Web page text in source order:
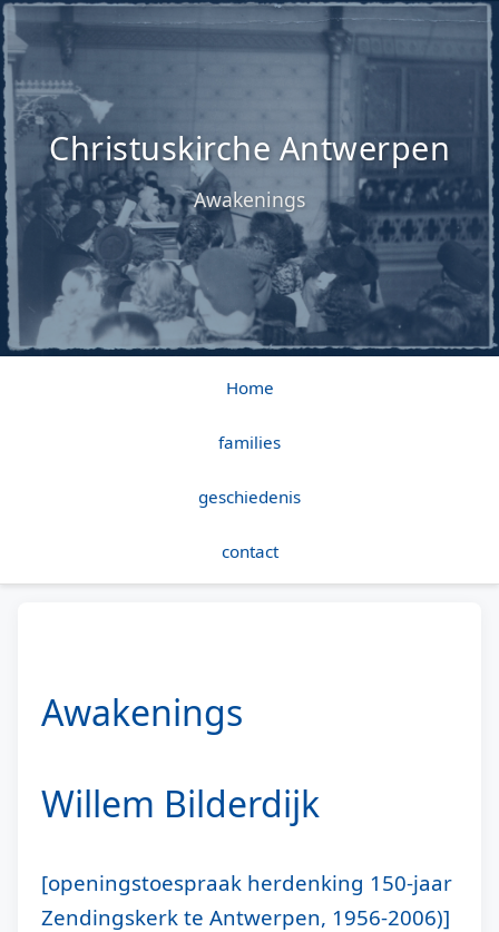
Christuskirche Antwerpen
Awakenings
Home
families
geschiedenis
contact
Awakenings
Willem Bilderdijk
[openingstoespraak herdenking 150-jaar
Zendingskerk te Antwerpen, 1956-2006)]